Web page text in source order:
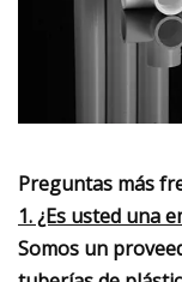
Preguntas más
1. ¿Es usted una
Somos un